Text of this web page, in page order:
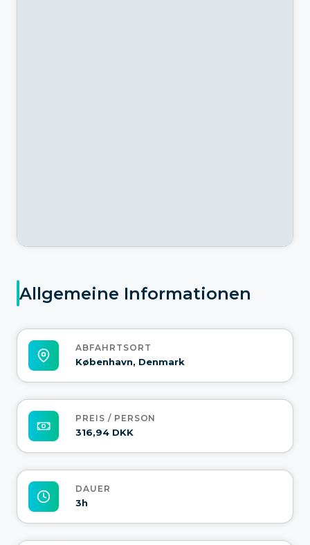
Allgemeine Informationen
ABFAHRTSORT
København, Denmark
PREIS / PERSON
316,94 DKK
DAUER
3h